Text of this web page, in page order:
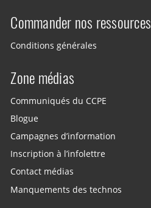
Commander nos ressources
Conditions générales
Zone médias
Communiqués du CCPE
Blogue
Campagnes d’information
Inscription à l’infolettre
Contact médias
Manquements des technos